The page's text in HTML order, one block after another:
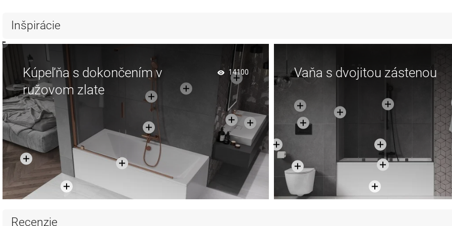
Inšpirácie
Kúpeľňa s dokončením v
ružovom zlate
14100 Vaňa s dvojitou zástenou
Recenzie